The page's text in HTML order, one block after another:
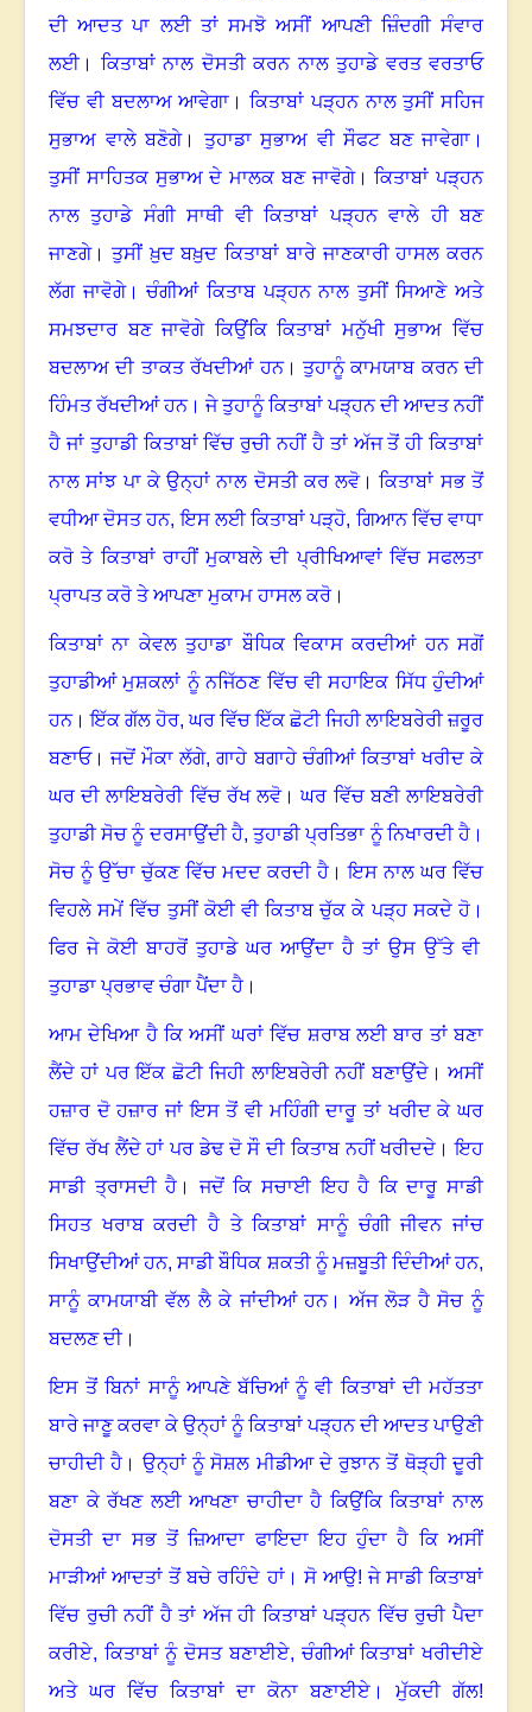
ਦੀ ਆਦਤ ਪਾ ਲਈ ਤਾਂ ਸਮਝੋ ਅਸੀਂ ਆਪਣੀ ਜ਼ਿੰਦਗੀ ਸੰਵਾਰ
ਲਈ। ਕਿਤਾਬਾਂ ਨਾਲ ਦੋਸਤੀ ਕਰਨ ਨਾਲ ਤੁਹਾਡੇ ਵਰਤ ਵਰਤਾਓ
ਵਿੱਚ ਵੀ ਬਦਲਾਅ ਆਵੇਗਾ । ਕਿਤਾਬਾਂ ਪੜ੍ਹਨ ਨਾਲ ਤੁਸੀਂ ਸਹਿਜ
ਸੁਭਾਅ ਵਾਲੇ ਬਣੋਗੇ। ਤੁਹਾਡਾ ਸੁਭਾਅ ਵੀ ਸੌਫਟ ਬਣ ਜਾਵੇਗਾ।
ਤੁਸੀਂ ਸਾਹਿਤਕ ਸੁਭਾਅ ਦੇ ਮਾਲਕ ਬਣ ਜਾਵੋਗੇ।ਕਿਤਾਬਾਂ ਪੜ੍ਹਨ
ਨਾਲ ਤੁਹਾਡੇ ਸੰਗੀ ਸਾਥੀ ਵੀ ਕਿਤਾਬਾਂ ਪੜ੍ਹਨ ਵਾਲੇ ਹੀ ਬਣ
ਜਾਣਗੇ। ਤੁਸੀਂ ਖ਼ੁਦ ਬਖ਼ੁਦ ਕਿਤਾਬਾਂ ਬਾਰੇ ਜਾਣਕਾਰੀ ਹਾਸਲ ਕਰਨ
ਲੱਗ ਜਾਵੋਗੇ।ਚੰਗੀਆਂ ਕਿਤਾਬ ਪੜ੍ਹਨ ਨਾਲ ਤੁਸੀਂ ਸਿਆਣੇ ਅਤੇ
ਸਮਝਦਾਰ ਬਣ ਜਾਵੋਗੇ ਕਿਉਂਕਿ ਕਿਤਾਬਾਂ ਮਨੁੱਖੀ ਸੁਭਾਅ ਵਿੱਚ
ਬਦਲਾਅ ਦੀ ਤਾਕਤ ਰੱਖਦੀਆਂ ਹਨ। ਤੁਹਾਨੂੰ ਕਾਮਯਾਬ ਕਰਨ ਦੀ
ਹਿੰਮਤ ਰੱਖਦੀਆਂ ਹਨ।ਜੇ ਤੁਹਾਨੂੰ ਕਿਤਾਬਾਂ ਪੜ੍ਹਨ ਦੀ ਆਦਤ ਨਹੀਂ
ਹੈ ਜਾਂ ਤੁਹਾਡੀ ਕਿਤਾਬਾਂ ਵਿੱਚ ਰੁਚੀ ਨਹੀਂ ਹੈ ਤਾਂ ਅੱਜ ਤੋਂ ਹੀ ਕਿਤਾਬਾਂ
ਨਾਲ ਸਾਂਝ ਪਾ ਕੇ ਉਨ੍ਹਾਂ ਨਾਲ ਦੋਸਤੀ ਕਰ ਲਵੋ।ਕਿਤਾਬਾਂ ਸਭ ਤੋਂ
ਵਧੀਆ ਦੋਸਤ ਹਨ, ਇਸ ਲਈ ਕਿਤਾਬਾਂ ਪੜ੍ਹੋ, ਗਿਆਨ ਵਿੱਚ ਵਾਧਾ
ਕਰੋ ਤੇ ਕਿਤਾਬਾਂ ਰਾਹੀਂ ਮੁਕਾਬਲੇ ਦੀ ਪ੍ਰੀਖਿਆਵਾਂ ਵਿੱਚ ਸਫਲਤਾ
ਪ੍ਰਾਪਤ ਕਰੋ ਤੇ ਆਪਣਾ ਮੁਕਾਮ ਹਾਸਲ ਕਰੋ ।
ਕਿਤਾਬਾਂ ਨਾ ਕੇਵਲ ਤੁਹਾਡਾ ਬੌਧਿਕ ਵਿਕਾਸ ਕਰਦੀਆਂ ਹਨ ਸਗੋਂ
ਤੁਹਾਡੀਆਂ ਮੁਸ਼ਕਲਾਂ ਨੂੰ ਨਜਿੱਠਣ ਵਿੱਚ ਵੀ ਸਹਾਇਕ ਸਿੱਧ ਹੁੰਦੀਆਂ
ਹਨ। ਇੱਕ ਗੱਲ ਹੋਰ, ਘਰ ਵਿੱਚ ਇੱਕ ਛੋਟੀ ਜਿਹੀ ਲਾਇਬਰੇਰੀ ਜ਼ਰੂਰ
ਬਣਾਓ।ਜਦੋਂ ਮੌਕਾ ਲੱਗੇ, ਗਾਹੇ ਬਗਾਹੇ ਚੰਗੀਆਂ ਕਿਤਾਬਾਂ ਖਰੀਦ ਕੇ
ਘਰ ਦੀ ਲਾਇਬਰੇਰੀ ਵਿੱਚ ਰੱਖ ਲਵੋ।ਘਰ ਵਿੱਚ ਬਣੀ ਲਾਇਬਰੇਰੀ
ਤੁਹਾਡੀ ਸੋਚ ਨੂੰ ਦਰਸਾਉਂਦੀ ਹੈ, ਤੁਹਾਡੀ ਪ੍ਰਤਿਭਾ ਨੂੰ ਨਿਖਾਰਦੀ ਹੈ ।
ਸੋਚ ਨੂੰ ਉੱਚਾ ਚੁੱਕਣ ਵਿੱਚ ਮਦਦ ਕਰਦੀ ਹੈ ।ਇਸ ਨਾਲ ਘਰ ਵਿੱਚ
ਵਿਹਲੇ ਸਮੇਂ ਵਿੱਚ ਤੁਸੀਂ ਕੋਈ ਵੀ ਕਿਤਾਬ ਚੁੱਕ ਕੇ ਪੜ੍ਹ ਸਕਦੇ ਹੋ ।
ਫਿਰ ਜੇ ਕੋਈ ਬਾਹਰੋਂ ਤੁਹਾਡੇ ਘਰ ਆਉਂਦਾ ਹੈ ਤਾਂ ਉਸ ਉੱਤੇ ਵੀ
ਤੁਹਾਡਾ ਪ੍ਰਭਾਵ ਚੰਗਾ ਪੈਂਦਾ ਹੈ ।
ਆਮ ਦੇਖਿਆ ਹੈ ਕਿ ਅਸੀਂ ਘਰਾਂ ਵਿੱਚ ਸ਼ਰਾਬ ਲਈ ਬਾਰ ਤਾਂ ਬਣਾ
ਲੈਂਦੇ ਹਾਂ ਪਰ ਇੱਕ ਛੋਟੀ ਜਿਹੀ ਲਾਇਬਰੇਰੀ ਨਹੀਂ ਬਣਾਉਂਦੇ। ਅਸੀਂ
ਹਜ਼ਾਰ ਦੋ ਹਜ਼ਾਰ ਜਾਂ ਇਸ ਤੋਂ ਵੀ ਮਹਿੰਗੀ ਦਾਰੂ ਤਾਂ ਖਰੀਦ ਕੇ ਘਰ
ਵਿੱਚ ਰੱਖ ਲੈਂਦੇ ਹਾਂ ਪਰ ਡੇਢ ਦੋ ਸੌ ਦੀ ਕਿਤਾਬ ਨਹੀਂ ਖਰੀਦਦੇ ।ਇਹ
ਸਾਡੀ ਤ੍ਰਾਸਦੀ ਹੈ ।
ਜਦੋਂ ਕਿ ਸਚਾਈ ਇਹ ਹੈ ਕਿ ਦਾਰੂ ਸਾਡੀ
ਸਿਹਤ ਖਰਾਬ ਕਰਦੀ ਹੈ ਤੇ ਕਿਤਾਬਾਂ ਸਾਨੂੰ ਚੰਗੀ ਜੀਵਨ ਜਾਂਚ
ਸਿਖਾਉਂਦੀਆਂ ਹਨ, ਸਾਡੀ ਬੌਧਿਕ ਸ਼ਕਤੀ ਨੂੰ ਮਜ਼ਬੂਤੀ ਦਿੰਦੀਆਂ ਹਨ,
ਸਾਨੂੰ ਕਾਮਯਾਬੀ ਵੱਲ ਲੈ ਕੇ ਜਾਂਦੀਆਂ ਹਨ। ਅੱਜ ਲੋੜ ਹੈ ਸੋਚ ਨੂੰ
ਬਦਲਣ ਦੀ।
ਇਸ ਤੋਂ ਬਿਨਾਂ ਸਾਨੂੰ ਆਪਣੇ ਬੱਚਿਆਂ ਨੂੰ ਵੀ ਕਿਤਾਬਾਂ ਦੀ ਮਹੱਤਤਾ
ਬਾਰੇ ਜਾਣੂ ਕਰਵਾ ਕੇ ਉਨ੍ਹਾਂ ਨੂੰ ਕਿਤਾਬਾਂ ਪੜ੍ਹਨ ਦੀ ਆਦਤ ਪਾਉਣੀ
ਚਾਹੀਦੀ ਹੈ । ਉਨ੍ਹਾਂ ਨੂੰ ਸੋਸ਼ਲ ਮੀਡੀਆ ਦੇ ਰੁਝਾਨ ਤੋਂ ਥੋੜ੍ਹੀ ਦੂਰੀ
ਬਣਾ ਕੇ ਰੱਖਣ ਲਈ ਆਖਣਾ ਚਾਹੀਦਾ ਹੈ ਕਿਉਂਕਿ ਕਿਤਾਬਾਂ ਨਾਲ
ਦੋਸਤੀ ਦਾ ਸਭ ਤੋਂ ਜ਼ਿਆਦਾ ਫਾਇਦਾ ਇਹ ਹੁੰਦਾ ਹੈ ਕਿ ਅਸੀਂ
ਮਾੜੀਆਂ ਆਦਤਾਂ ਤੋਂ ਬਚੇ ਰਹਿੰਦੇ ਹਾਂ। ਸੋ ਆਉ! ਜੇ ਸਾਡੀ ਕਿਤਾਬਾਂ
ਵਿੱਚ ਰੁਚੀ ਨਹੀਂ ਹੈ ਤਾਂ ਅੱਜ ਹੀ ਕਿਤਾਬਾਂ ਪੜ੍ਹਨ ਵਿੱਚ ਰੁਚੀ ਪੈਦਾ
ਕਰੀਏ, ਕਿਤਾਬਾਂ ਨੂੰ ਦੋਸਤ ਬਣਾਈਏ, ਚੰਗੀਆਂ ਕਿਤਾਬਾਂ ਖਰੀਦੀਏ
ਅਤੇ ਘਰ ਵਿੱਚ ਕਿਤਾਬਾਂ ਦਾ ਕੋਨਾ ਬਣਾਈਏ। ਮੁੱਕਦੀ ਗੱਲ!